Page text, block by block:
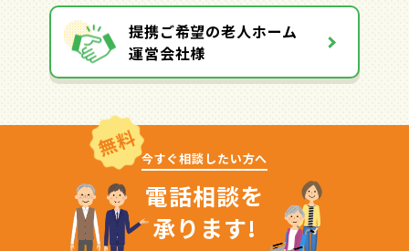
提携ご希望の老人ホーム
運営会社様
無料 今すぐ相談したい方へ
電話相談を
承ります!